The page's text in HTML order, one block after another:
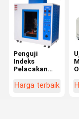
Penguji
Indeks
Pelacakan
Kebocoran
Harga terbaik